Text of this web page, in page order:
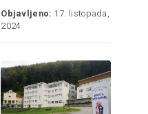
Objavljeno: 17. listopada,
2024